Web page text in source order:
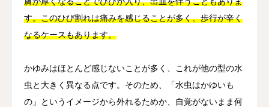
す。このひび割れは痛みを感じることが多く、歩行が辛く
なるケースもあります。
かゆみはほとんど感じないことが多く、これが他の型の水
虫と大きく異なる点です。そのため、「水虫はかゆいも
の」というイメージから外れるためか、自覚がないまま何